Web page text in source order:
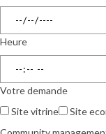
Heure
Votre demande
Site vitrine
Site